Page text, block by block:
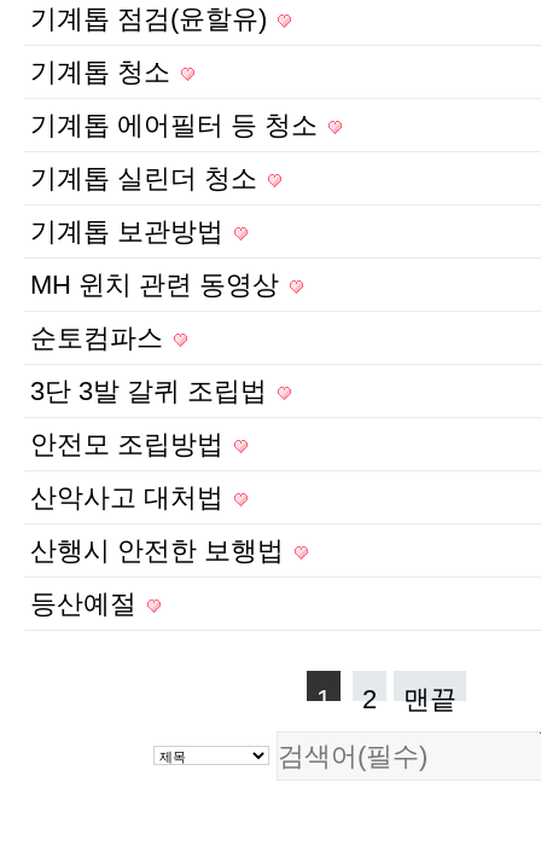
기계톱 점검(윤할유)
기계톱 청소
기계톱 에어필터 등 청소
기계톱 실린더 청소
기계톱 보관방법
MH 윈치 관련 동영상
순토컴파스
3단 3발 갈퀴 조립법
안전모 조립방법
산악사고 대처법
산행시 안전한 보행법
등산예절
1 2 맨끝